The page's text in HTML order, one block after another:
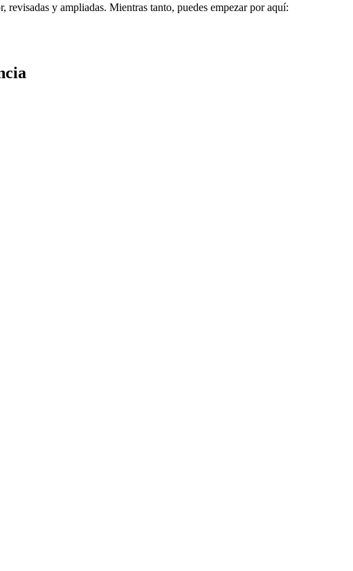
revisadas y ampliadas. Mientras tanto, puedes empezar por aquí: